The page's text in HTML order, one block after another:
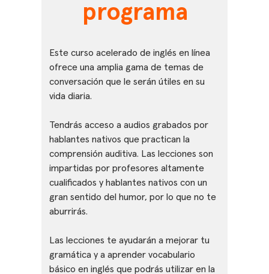
programa
Este curso acelerado de inglés en línea
ofrece una amplia gama de temas de
conversación que le serán útiles en su
vida diaria.
Tendrás acceso a audios grabados por
hablantes nativos que practican la
comprensión auditiva. Las lecciones son
impartidas por profesores altamente
cualificados y hablantes nativos con un
gran sentido del humor, por lo que no te
aburrirás.
Las lecciones te ayudarán a mejorar tu
gramática y a aprender vocabulario
básico en inglés que podrás utilizar en la